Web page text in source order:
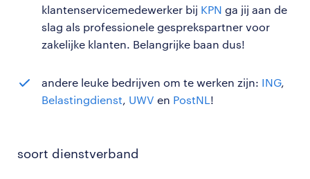
klantenservicemedewerker bij KPN ga jij aan de
slag als professionele gesprekspartner voor
zakelijke klanten. Belangrijke baan dus!
andere leuke bedrijven om te werken zijn: ING,
Belastingdienst, UWV en PostNL!
soort dienstverband